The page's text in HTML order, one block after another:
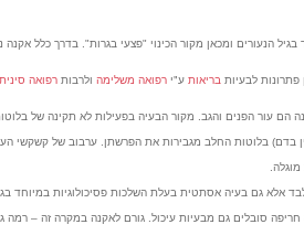
בגיל הנעורים ומכאן מקור הכינוי "פצעי בגרות". בדרך כלל
לבעיות בריאות ע"י רפואה משלימה ולרבות רפואה סינית
הם עור הפנים והגב. מקור הבעיה בפעילות לא תקינה של
בדם) בלוטות החלב מגבירות את הפרשתן. ערבוב של קשקשי
אלא גם בעיה אסתטית בעלת השלכות פסיכולוגיות במיוחד
סובלים גם מבעיות עיכול. גורם לאקנה במקרה זה – רמה